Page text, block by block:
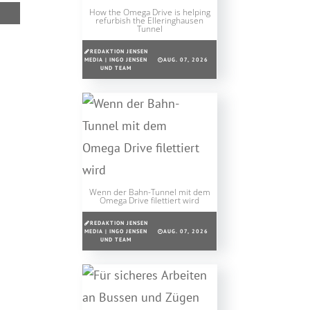
How the Omega Drive is helping
refurbish the Elleringhausen
Tunnel
REDAKTION JENSEN
MEDIA | INGO JENSEN
UND TEAM
AUG. 07, 2026
Wenn der Bahn-Tunnel mit dem
Omega Drive filettiert wird
REDAKTION JENSEN
MEDIA | INGO JENSEN
UND TEAM
AUG. 07, 2026